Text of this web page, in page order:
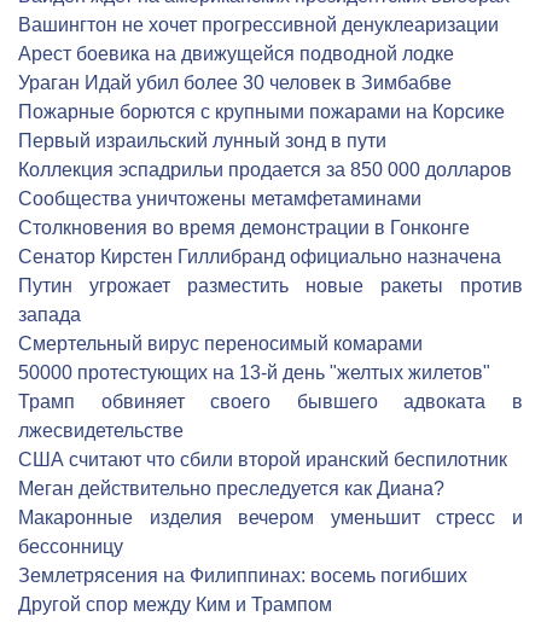
Вашингтон не хочет прогрессивной денуклеаризации
Арест боевика на движущейся подводной лодке
Ураган Идай убил более 30 человек в Зимбабве
Пожарные борются с крупными пожарами на Корсике
Первый израильский лунный зонд в пути
Коллекция эспадрильи продается за 850 000 долларов
Сообщества уничтожены метамфетаминами
Столкновения во время демонстрации в Гонконге
Сенатор Кирстен Гиллибранд официально назначена
Путин угрожает разместить новые ракеты против
запада
Смертельный вирус переносимый комарами
50000 протестующих на 13-й день "желтых жилетов"
Трамп обвиняет своего бывшего адвоката в
лжесвидетельстве
США считают что сбили второй иранский беспилотник
Меган действительно преследуется как Диана?
Макаронные изделия вечером уменьшит стресс и
бессонницу
Землетрясения на Филиппинах: восемь погибших
Другой спор между Ким и Трампом